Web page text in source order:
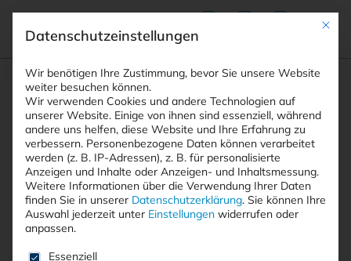
Suchfeld
Suchen
Breadcrumb-Navigation
STARTSEITE LLMJACKING RISIKO
Alle Beiträge mit dem
Mit
Datenschutzeinstellungen
Wir benötigen Ihre Zustimmung, bevor Sie unsere Website
weiter besuchen können.
Wir verwenden Cookies und andere Technologien auf
unserer Website. Einige von ihnen sind essenziell, während
andere uns helfen, diese Website und Ihre Erfahrung zu
verbessern. Personenbezogene Daten können verarbeitet
werden (z. B. IP-Adressen), z. B. für personalisierte
Anzeigen und Inhalte oder Anzeigen- und Inhaltsmessung.
Weitere Informationen über die Verwendung Ihrer Daten
finden Sie in unserer Datenschutzerklärung. Sie können Ihre
Auswahl jederzeit unter Einstellungen widerrufen oder
anpassen.
Es folgt eine Liste der Service-Gruppen, für die eine
Essenziell